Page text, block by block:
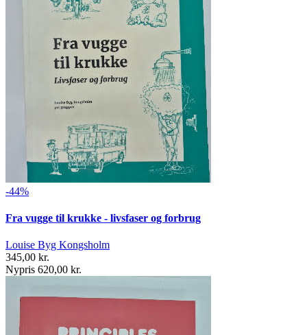
-44%
Fra vugge til krukke - livsfaser og forbrug
Louise Byg Kongsholm
345,00 kr.
Nypris 620,00 kr.